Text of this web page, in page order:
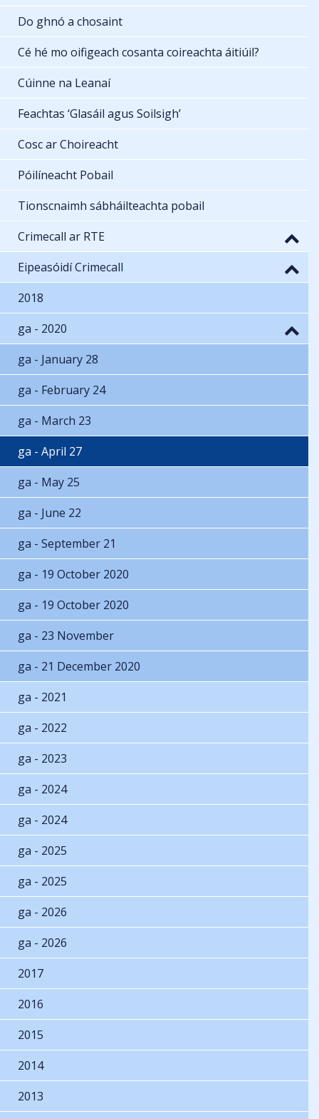
Do ghnó a chosaint
Cé hé mo oifigeach cosanta coireachta áitiúil?
Cúinne na Leanaí
Feachtas ‘Glasáil agus Soilsigh’
Cosc ar Choireacht
Póilíneacht Pobail
Tionscnaimh sábháilteachta pobail
Crimecall ar RTE
Eipeasóidí Crimecall
2018
ga - 2020
ga - January 28
ga - February 24
ga - March 23
ga - April 27
ga - May 25
ga - June 22
ga - September 21
ga - 19 October 2020
ga - 19 October 2020
ga - 23 November
ga - 21 December 2020
ga - 2021
ga - 2022
ga - 2023
ga - 2024
ga - 2024
ga - 2025
ga - 2025
ga - 2026
ga - 2026
2017
2016
2015
2014
2013